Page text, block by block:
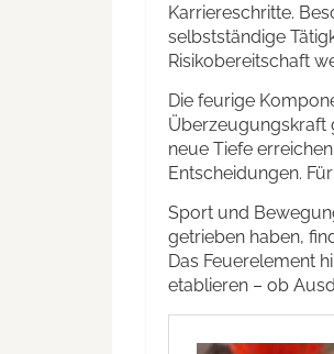
Karriereschritte.
selbstständige
Risikobereitschaft
Die feurige
Überzeugungskraft
neue Tiefe
Entscheidungen.
Sport und
getrieben haben,
Das Feuerelement
etablieren – ob